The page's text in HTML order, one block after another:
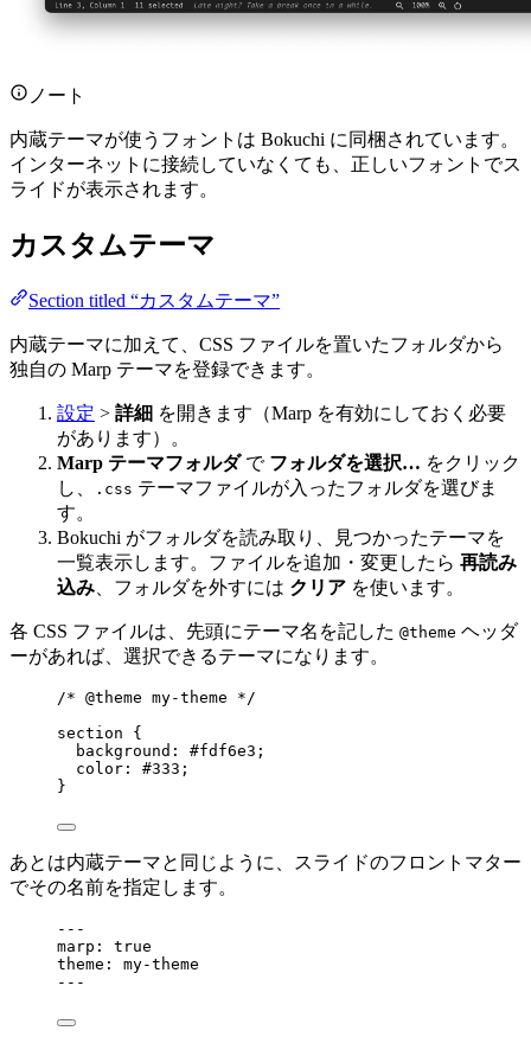
ノート
内蔵テーマが使うフォントは Bokuchi に同梱されています。
インターネットに接続していなくても、正しいフォントでス
ライドが表示されます。
カスタムテーマ
Section titled “カスタムテーマ”
内蔵テーマに加えて、CSS ファイルを置いたフォルダから
独自の Marp テーマを登録できます。
設定 > 詳細 を開きます（Marp を有効にしておく必要
があります）。
Marp テーマフォルダで フォルダを選択… をクリック
し、
.css テーマファイルが入ったフォルダを選びま
す。
Bokuchi がフォルダを読み取り、見つかったテーマを
一覧表示します。ファイルを追加・変更したら 再読み
込み 、フォルダを外すには クリア を使います。
各 CSS ファイルは、先頭にテーマ名を記した @theme ヘッダ
ーがあれば、選択できるテーマになります。
/* @theme my-theme */
section {
background : #fdf6e3 ;
color : #333 ;
}
あとは内蔵テーマと同じように、スライドのフロントマター
でその名前を指定します。
---
marp : true
theme : my-theme
---